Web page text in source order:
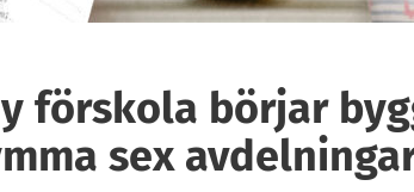
förskola börjar
sex